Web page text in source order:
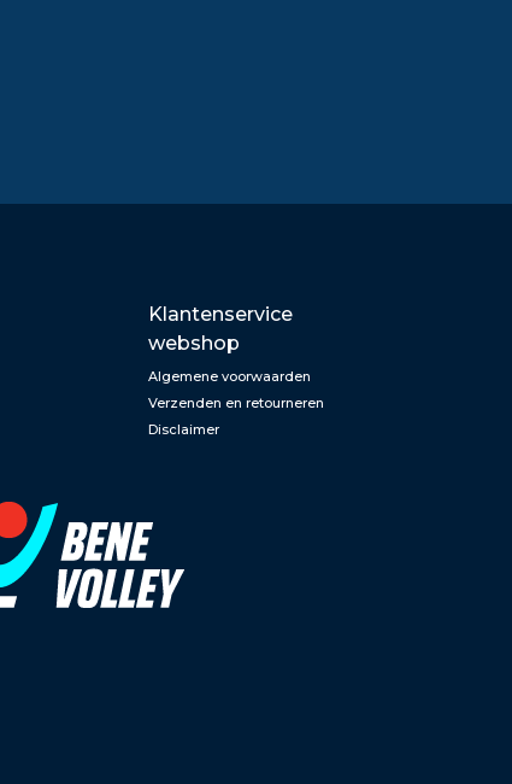
Klantenservice
webshop
Algemene voorwaarden
Verzenden en retourneren
Disclaimer